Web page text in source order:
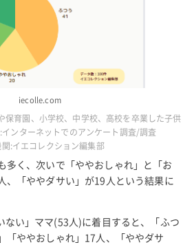
iecolle.com
保育園、小学校、中学校、高校を卒業した子供
ンターネットでのアンケート調査/調査
:イエコレクション編集部
多く、次いで「ややおしゃれ」と「お
、「ややダサい」が19人という結果に
ない」ママ(53人)に着目すると、「ふつ
「ややおしゃれ」17人、「ややダサ